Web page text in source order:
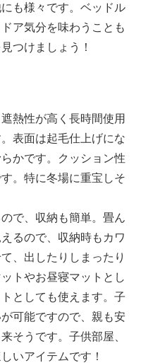
も様々です。ベッドル
ア気分を味わうことも
つけましょう！
熱性が高く長時間使用
表面は起毛仕上げにな
かです。クッション性
。特に冬場に重宝しそ
で、収納も簡単。畳ん
るので、収納時もカワ
、出したりしまったり
トやお昼寝マットとし
としても使えます。子
可能ですので、親も安
そうです。子供部屋、
いアイテムです！